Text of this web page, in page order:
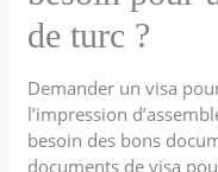
de turc ?
Demander un visa
l’impression
besoin des bons
documents de visa